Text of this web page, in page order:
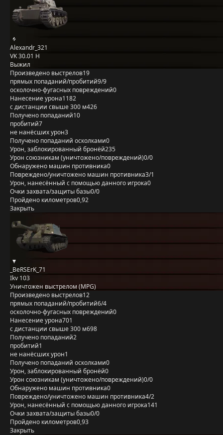
Alexandr_321
VK 30.01 H
Выжил
Произведено выстрелов19
прямых попаданий/пробитий9/9
осколочно-фугасных повреждений0
Нанесение урона1182
с дистанции свыше 300 м426
Получено попаданий10
пробитий7
не нанёсших урон3
Получено попаданий осколками0
Урон, заблокированный бронёй235
Урон союзникам (уничтожено/повреждений)0/0
Обнаружено машин противника0
Повреждено/уничтожено машин противника3/1
Урон, нанесённый с помощью данного игрока0
Очки захвата/защиты базы0/0
Пройдено километров0,92
Закрыть
_BeRSErK_71
Ikv 103
Уничтожен выстрелом (MPG)
Произведено выстрелов12
прямых попаданий/пробитий6/4
осколочно-фугасных повреждений0
Нанесение урона701
с дистанции свыше 300 м698
Получено попаданий2
пробитий1
не нанёсших урон1
Получено попаданий осколками0
Урон, заблокированный бронёй0
Урон союзникам (уничтожено/повреждений)0/0
Обнаружено машин противника0
Повреждено/уничтожено машин противника4/2
Урон, нанесённый с помощью данного игрока141
Очки захвата/защиты базы0/0
Пройдено километров0,93
Закрыть